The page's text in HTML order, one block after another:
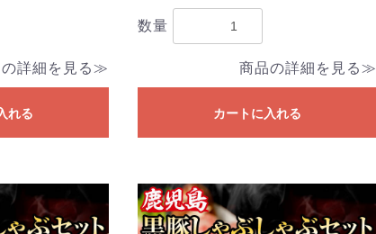
詳細を見る≫
れる
数量
商品の詳細を見る≫
カートに入れる